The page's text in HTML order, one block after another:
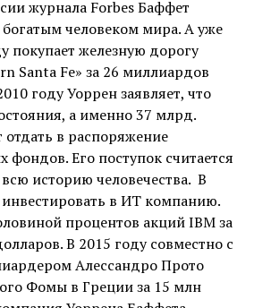
журнала Forbes Баффет
человеком мира. А уже
покупает железную дорогу
Santa Fe» за 26 миллиардов
году Уоррен заявляет, что
а именно 37 млрд.
отдать в распоряжение
фондов. Его поступок считается
историю человечества. В
инвестировать в ИТ компанию.
процентов акций IBM за
В 2015 году совместно с
Алессандро Прото
Фомы в Греции за 15 млн